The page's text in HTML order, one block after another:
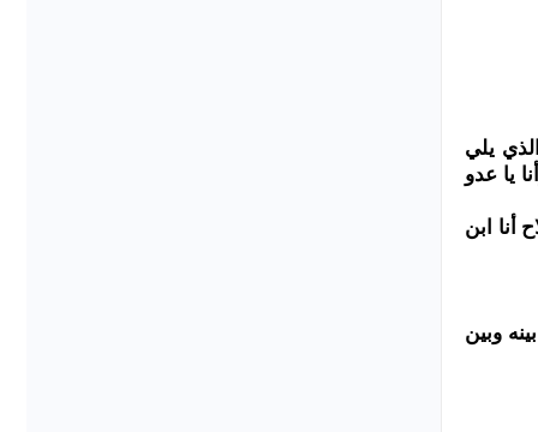
يلي
السلام): (وأنا يا عدو
فلاح أنا ابن
وبين